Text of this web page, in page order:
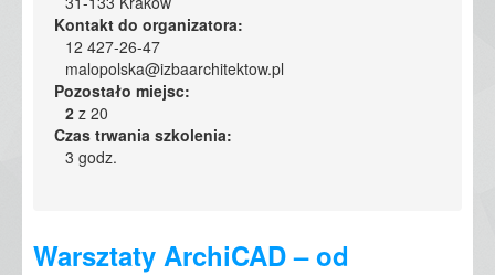
Kontakt do organizatora:
12 427-26-47
malopolska@izbaarchitektow.pl
Pozostało miejsc:
2 z 20
Czas trwania szkolenia:
3 godz.
Warsztaty ArchiCAD – od